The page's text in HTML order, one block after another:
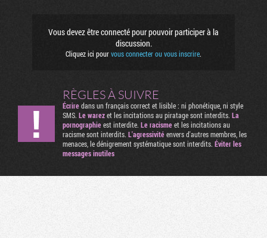
Vous devez être connecté pour pouvoir participer à la
discussion.
Cliquez ici pourvous connecter ou vous inscrire.
RÈGLES À SUIVRE
Écriredans un français correct et lisible : ni phonétique, ni style
SMS. Le warezet les incitations au piratage sont interdits. La
pornographieest interdite. Le racismeet les incitations au
racisme sont interdits. L'agressivitéenvers d'autres membres, les
menaces, le dénigrement systématique sont interdits. Éviter les
messages inutiles